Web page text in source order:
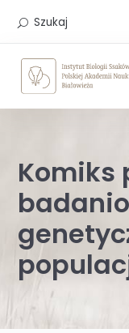
Szukaj
Komiks